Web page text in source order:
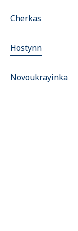
Cherkas
Hostynn
Novoukrayinka